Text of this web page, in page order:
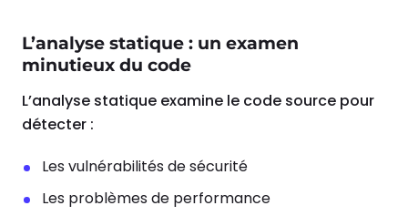
L’analyse statique : un examen
minutieux du code
L’analyse statique examine le code source pour
détecter :
Les vulnérabilités de sécurité
Les problèmes de performance